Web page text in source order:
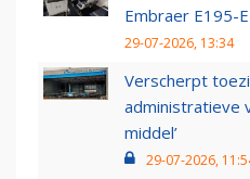
Embraer E195-
29-07-2026, 13:34
Verscherpt
administratieve
middel’
29-07-2026,